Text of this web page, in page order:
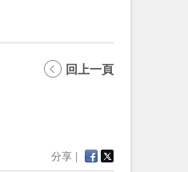
回上一頁
分享 |